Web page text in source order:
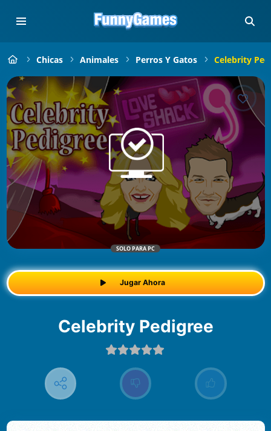
Chicas Animales Perros Y Gatos Celebrity
SOLO PARA PC
Jugar Ahora
Celebrity Pedigree